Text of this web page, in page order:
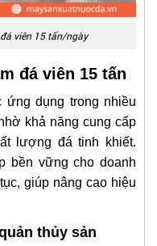
viên 15 tấn/ngày
đá viên 15 tấn
ứng dụng trong nhiều
khả năng cung cấp
lượng đá tinh khiết.
bền vững cho doanh
giúp nâng cao hiệu
thủy sản